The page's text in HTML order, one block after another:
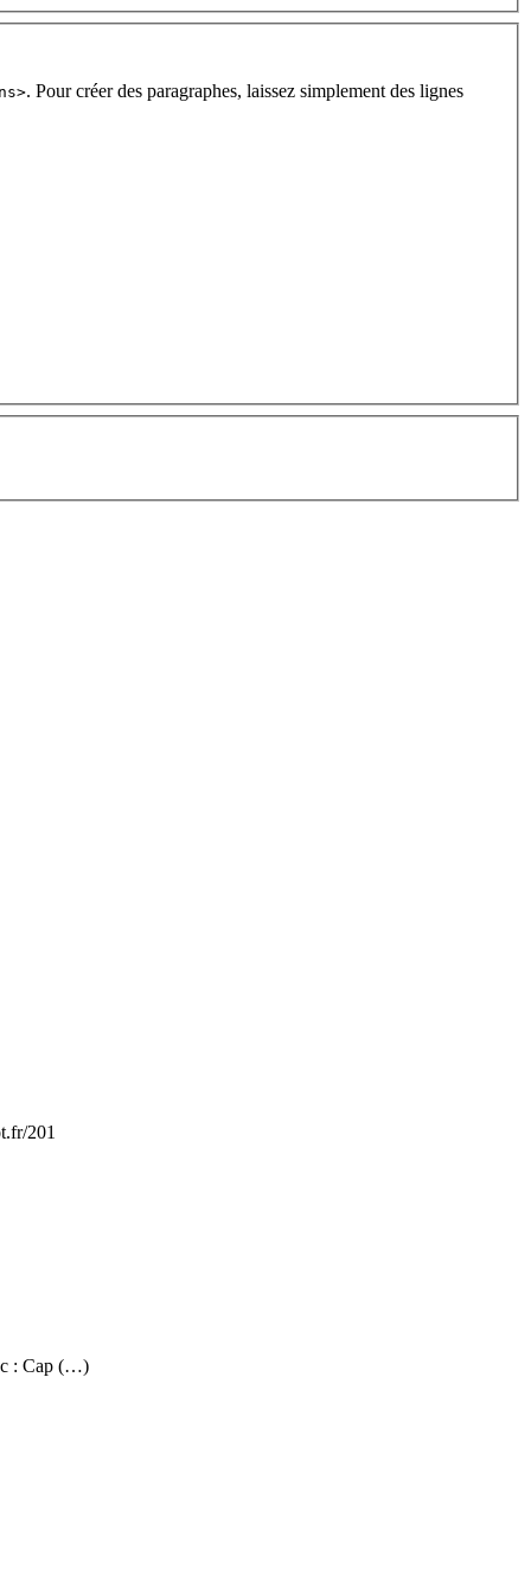
. Pour créer des paragraphes, laissez simplement des lignes
201
: Cap (…)